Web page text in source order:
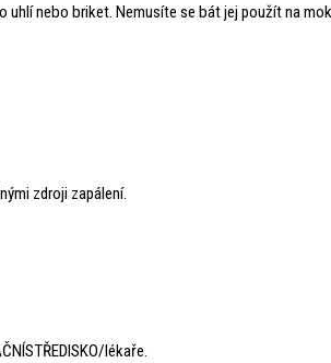
uhlí nebo briket. Nemusíte se bát jej použít na
zdroji zapálení.
lékaře.